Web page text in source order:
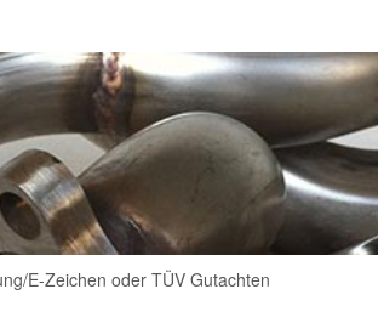
E-Zeichen oder TÜV Gutachten